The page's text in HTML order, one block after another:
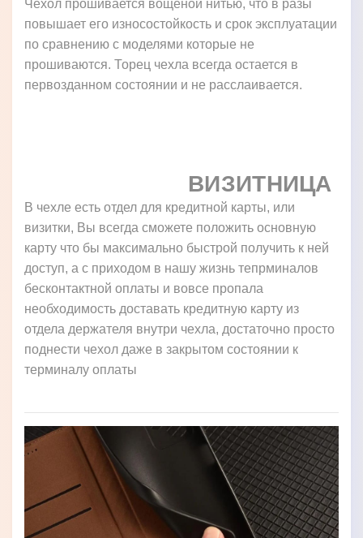
Чехол прошивается вощеной нитью, что в разы
повышает его износостойкость и срок эксплуатации
по сравнению с моделями которые не
прошиваются. Торец чехла всегда остается в
первозданном состоянии и не расслаивается.
ВИЗИТНИЦА
В чехле есть отдел для кредитной карты, или
визитки, Вы всегда сможете положить основную
карту что бы максимально быстрой получить к ней
доступ, а с приходом в нашу жизнь тепрминалов
бесконтактной оплаты и вовсе пропала
необходимость доставать кредитную карту из
отдела держателя внутри чехла, достаточно просто
поднести чехол даже в закрытом состоянии к
терминалу оплаты